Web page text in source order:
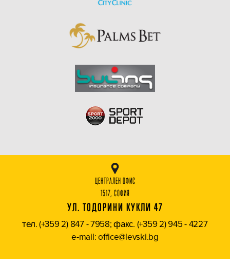
ЦЕНТРАЛЕН ОФИС
1517, СОФИЯ
УЛ. ТОДОРИНИ КУКЛИ 47
тел. (+359 2) 847 - 7958; факс. (+359 2) 945 - 4227
e-mail: office@levski.bg